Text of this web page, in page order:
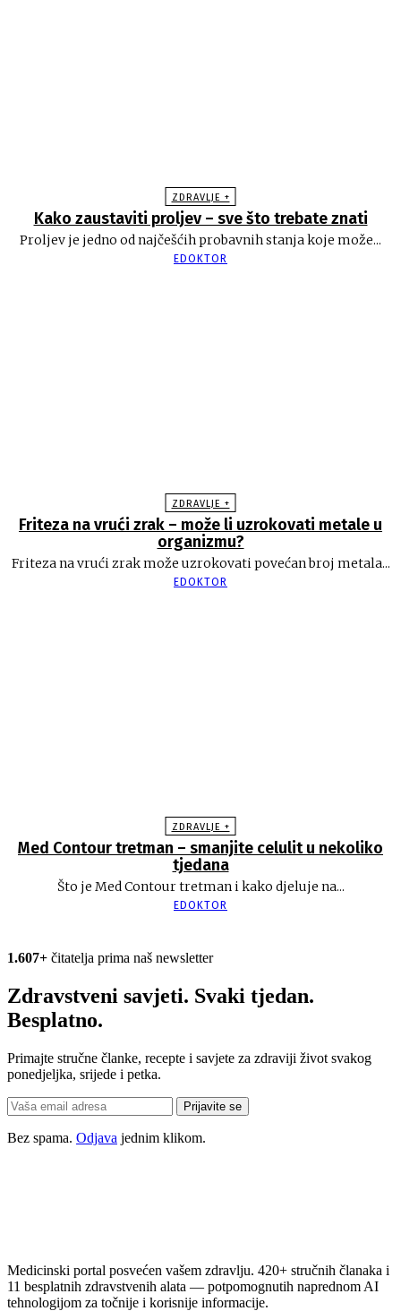
ZDRAVLJE +
Kako zaustaviti proljev – sve što trebate znati
Proljev je jedno od najčešćih probavnih stanja koje može...
EDOKTOR
ZDRAVLJE +
Friteza na vrući zrak – može li uzrokovati metale u
organizmu?
Friteza na vrući zrak može uzrokovati povećan broj metala...
EDOKTOR
ZDRAVLJE +
Med Contour tretman – smanjite celulit u nekoliko
tjedana
Što je Med Contour tretman i kako djeluje na...
EDOKTOR
1.607+ čitatelja prima naš newsletter
Zdravstveni savjeti. Svaki tjedan.
Besplatno.
Primajte stručne članke, recepte i savjete za zdraviji život svakog
ponedjeljka, srijede i petka.
Prijavite se
Bez spama. Odjava jednim klikom.
Medicinski portal posvećen vašem zdravlju. 420+ stručnih članaka i
11 besplatnih zdravstvenih alata — potpomognutih naprednom AI
tehnologijom za točnije i korisnije informacije.